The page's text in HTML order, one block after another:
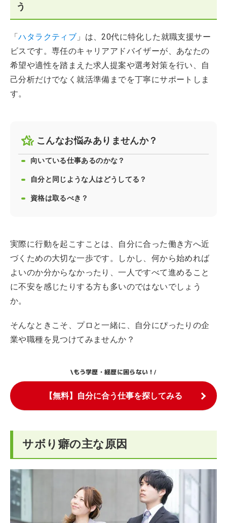
う
「ハタラクティブ 」は、20代に特化した就職支援サー
ビスです。専任のキャリアアドバイザーが、あなたの
希望や適性を踏まえた求人提案や選考対策を行い、自
己分析だけでなく就活準備までを丁寧にサポートしま
す。
こんなお悩みありませんか？
向いている仕事あるのかな？
自分と同じような人はどうしてる？
資格は取るべき？
実際に行動を起こすことは、自分に合った働き方へ近
づくための大切な一歩です。しかし、何から始めれば
よいのか分からなかったり、一人ですべて進めること
に不安を感じたりする方も多いのではないでしょう
か。
そんなときこそ、プロと一緒に、自分にぴったりの企
業や職種を見つけてみませんか？
\もう学歴・経歴に困らない！/
【無料】自分に合う仕事を探してみる
サボり癖の主な原因